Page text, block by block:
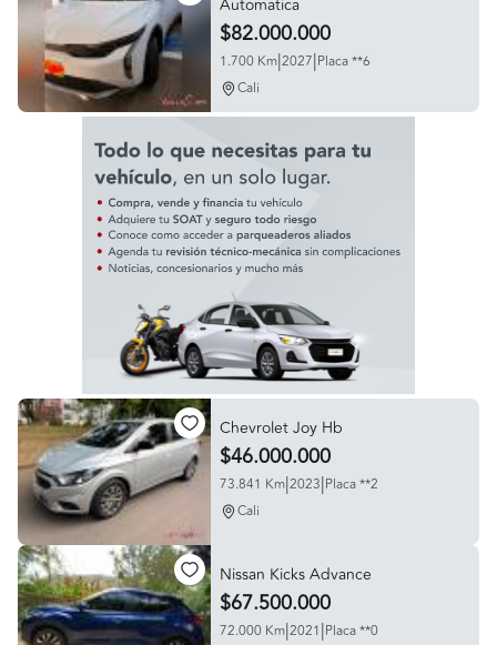
$82.000.000
1.700 Km|2027|Placa **6
Cali
Chevrolet Joy Hb
$46.000.000
73.841 Km|2023|Placa **2
Cali
Nissan Kicks Advance
$67.500.000
72.000 Km|2021|Placa **0